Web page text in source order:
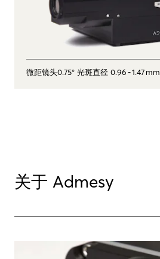
微距镜头0.75° 光斑直径 0.96 ‑ 1.47 mm
关于 Admesy